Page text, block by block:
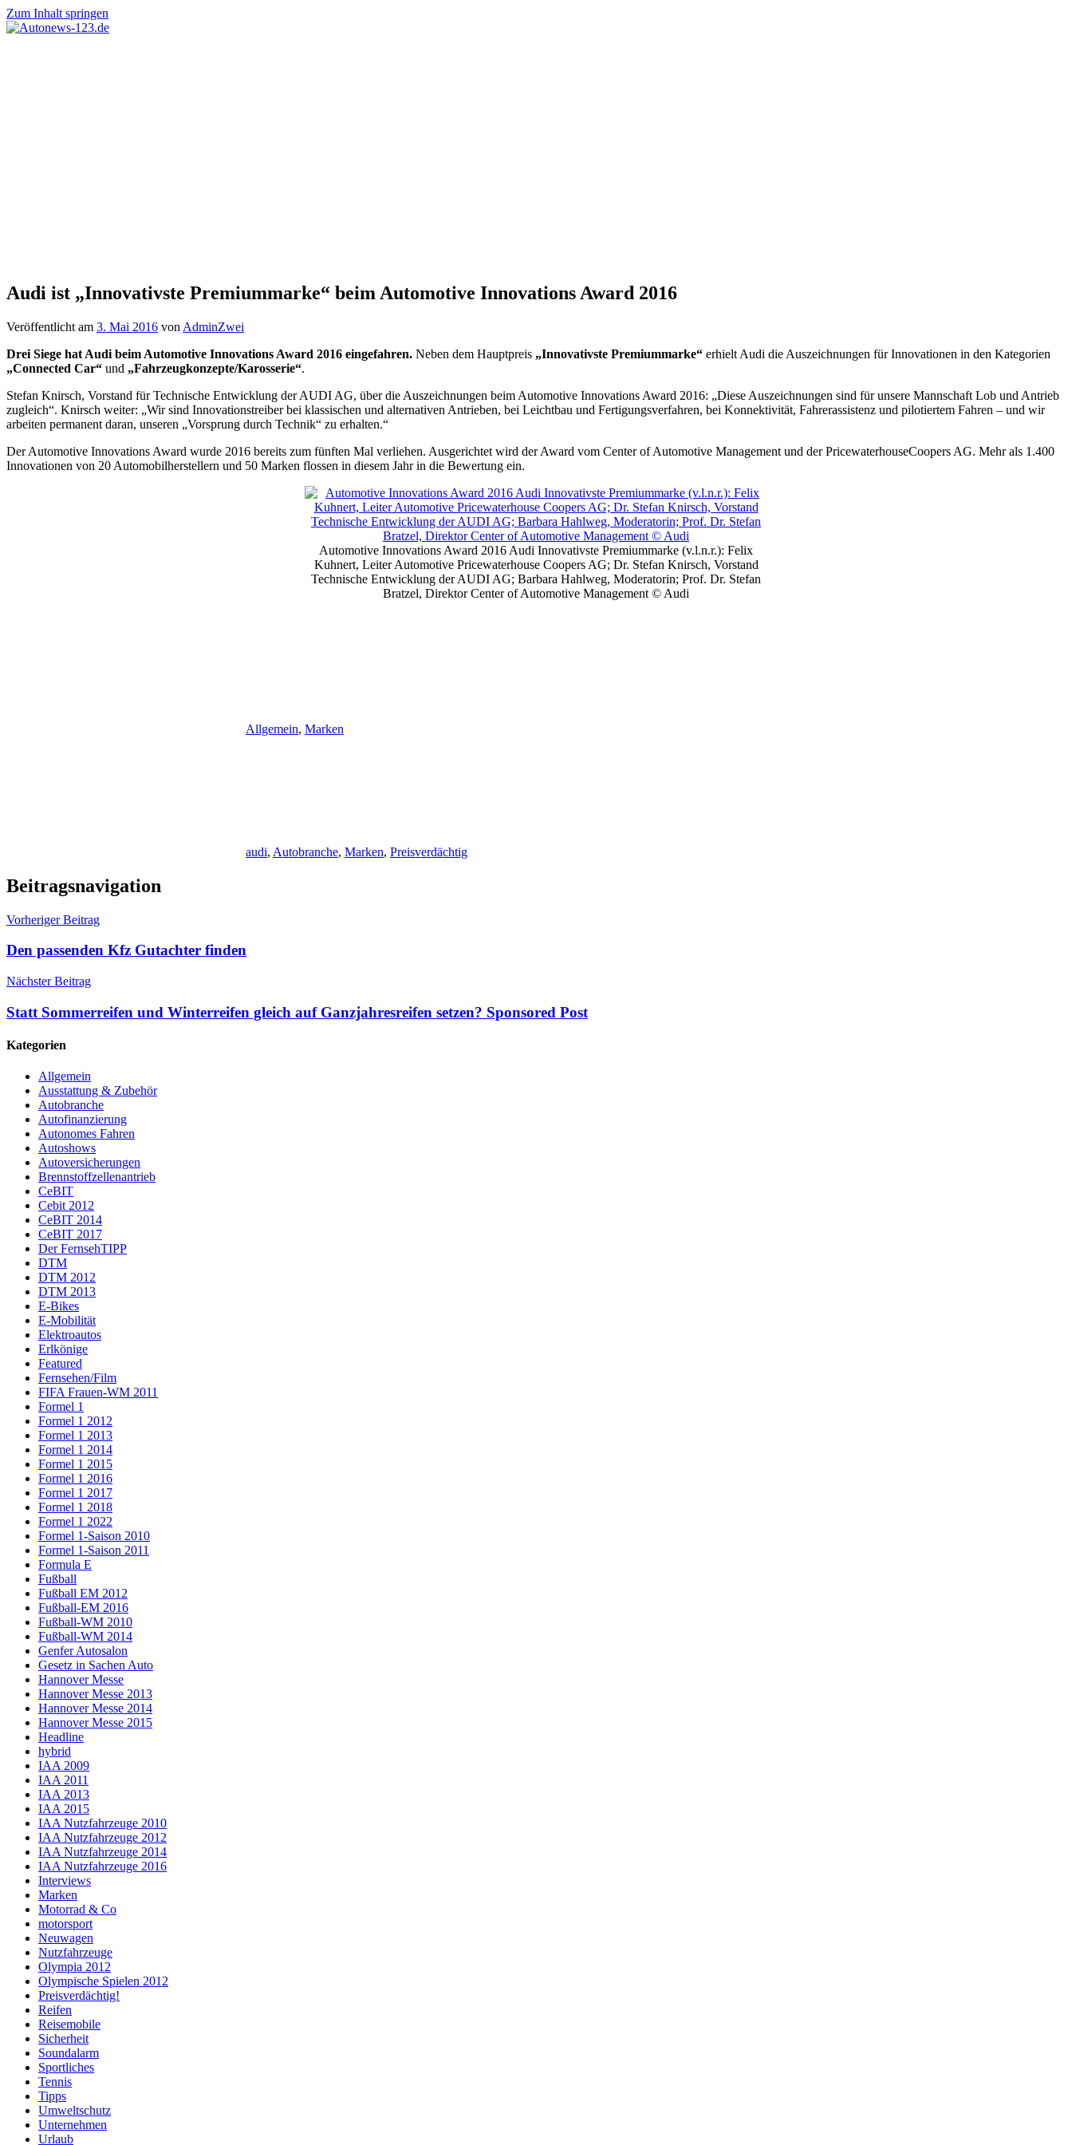
Zum Inhalt springen
Audi ist „Innovativste Premiummarke“ beim Automotive Innovations Award 2016
Veröffentlicht am 3. Mai 2016 von AdminZwei
Drei Siege hat Audi beim Automotive Innovations Award 2016 eingefahren. Neben dem Hauptpreis „Innovativste Premiummarke“ erhielt Audi die Auszeichnungen für Innovationen in den Kategorien
„Connected Car“ und „Fahrzeugkonzepte/Karosserie“.
Stefan Knirsch, Vorstand für Technische Entwicklung der AUDI AG, über die Auszeichnungen beim Automotive Innovations Award 2016: „Diese Auszeichnungen sind für unsere Mannschaft Lob und Antrieb
zugleich“. Knirsch weiter: „Wir sind Innovationstreiber bei klassischen und alternativen Antrieben, bei Leichtbau und Fertigungsverfahren, bei Konnektivität, Fahrerassistenz und pilotiertem Fahren – und wir
arbeiten permanent daran, unseren „Vorsprung durch Technik“ zu erhalten.“
Der Automotive Innovations Award wurde 2016 bereits zum fünften Mal verliehen. Ausgerichtet wird der Award vom Center of Automotive Management und der PricewaterhouseCoopers AG. Mehr als 1.400
Innovationen von 20 Automobilherstellern und 50 Marken flossen in diesem Jahr in die Bewertung ein.
Automotive Innovations Award 2016 Audi Innovativste Premiummarke (v.l.n.r.): Felix
Kuhnert, Leiter Automotive Pricewaterhouse Coopers AG; Dr. Stefan Knirsch, Vorstand
Technische Entwicklung der AUDI AG; Barbara Hahlweg, Moderatorin; Prof. Dr. Stefan
Bratzel, Direktor Center of Automotive Management © Audi
Allgemein, Marken
audi, Autobranche, Marken, Preisverdächtig
Beitragsnavigation
Vorheriger Beitrag
Den passenden Kfz Gutachter finden
Nächster Beitrag
Statt Sommerreifen und Winterreifen gleich auf Ganzjahresreifen setzen? Sponsored Post
Kategorien
Allgemein
Ausstattung & Zubehör
Autobranche
Autofinanzierung
Autonomes Fahren
Autoshows
Autoversicherungen
Brennstoffzellenantrieb
CeBIT
Cebit 2012
CeBIT 2014
CeBIT 2017
Der FernsehTIPP
DTM
DTM 2012
DTM 2013
E-Bikes
E-Mobilität
Elektroautos
Erlkönige
Featured
Fernsehen/Film
FIFA Frauen-WM 2011
Formel 1
Formel 1 2012
Formel 1 2013
Formel 1 2014
Formel 1 2015
Formel 1 2016
Formel 1 2017
Formel 1 2018
Formel 1 2022
Formel 1-Saison 2010
Formel 1-Saison 2011
Formula E
Fußball
Fußball EM 2012
Fußball-EM 2016
Fußball-WM 2010
Fußball-WM 2014
Genfer Autosalon
Gesetz in Sachen Auto
Hannover Messe
Hannover Messe 2013
Hannover Messe 2014
Hannover Messe 2015
Headline
hybrid
IAA 2009
IAA 2011
IAA 2013
IAA 2015
IAA Nutzfahrzeuge 2010
IAA Nutzfahrzeuge 2012
IAA Nutzfahrzeuge 2014
IAA Nutzfahrzeuge 2016
Interviews
Marken
Motorrad & Co
motorsport
Neuwagen
Nutzfahrzeuge
Olympia 2012
Olympische Spielen 2012
Preisverdächtig!
Reifen
Reisemobile
Sicherheit
Soundalarm
Sportliches
Tennis
Tipps
Umweltschutz
Unternehmen
Urlaub